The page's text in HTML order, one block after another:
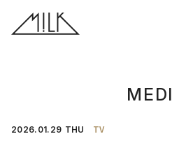
2026. 01.29 THU TV